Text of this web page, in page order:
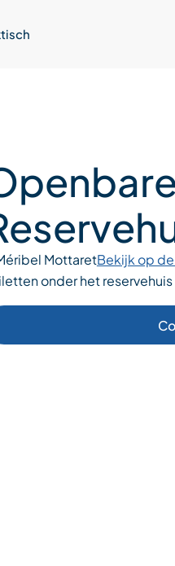
MottaretBekijk op
onder het